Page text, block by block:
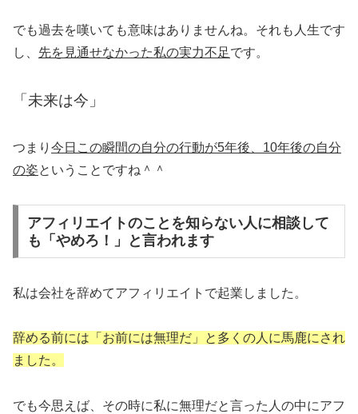
でも過去を嘆いても意味はありませんね。それも人生です
し、 先を見通せなかった私の実力不足です。
「未来は今」
つまり 今日この瞬間の自分の行動が5年後、10年後の自分
の姿ということですね＾＾
アフィリエイトのことを知らない人に相談して
も「やめろ！」と言われます
私は会社を辞めてアフィリエイトで起業しました。
辞める前には「お前には無理だ」と多くの人に馬鹿にされ
ました。
でも今思えば、その時に私に無理だと言った人の中にアフ